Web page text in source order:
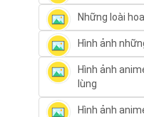
Những loài
Hình ảnh
Hình ảnh
lùng
Hình ảnh